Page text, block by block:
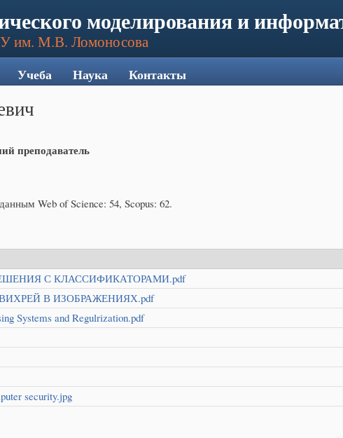
моделирования и
им. М.В. Ломоносова
преподаватель
Web of Science: 54, Scopus: 62.
С КЛАССИФИКАТОРАМИ.pdf
В ИЗОБРАЖЕНИЯХ.pdf
Systems and Regulrization.pdf
security.jpg
Учеба Наука Контакты